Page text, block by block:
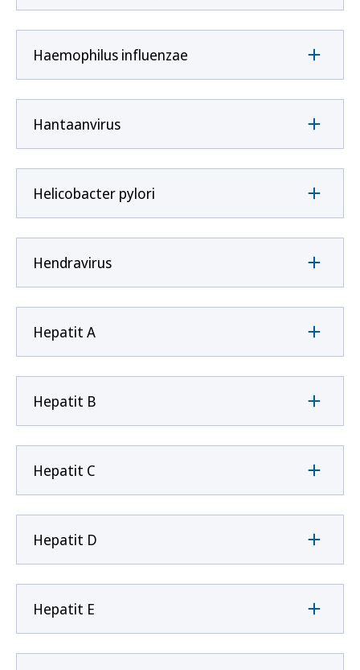
Haemophilus influenzae
Hantaanvirus
Helicobacter pylori
Hendravirus
Hepatit A
Hepatit B
Hepatit C
Hepatit D
Hepatit E